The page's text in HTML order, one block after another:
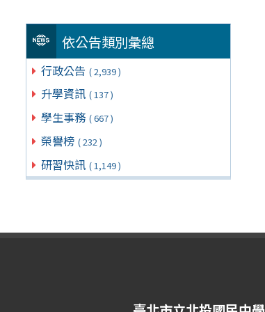
依公告類別彙總
行政公告 ( 2,939 )
升學資訊 ( 137 )
學生事務 ( 667 )
榮譽榜 ( 232 )
研習快訊 ( 1,149 )